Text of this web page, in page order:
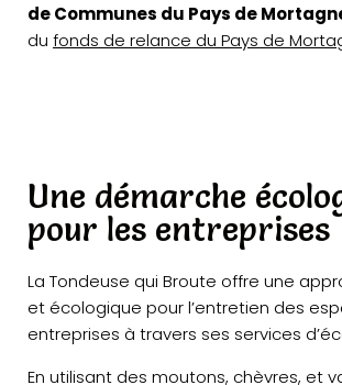
de Communes du Pays de
du fonds de relance du Pays de
Une démarche
pour les entreprises
La Tondeuse qui Broute offre une
et écologique pour l’entretien des
entreprises à travers ses services
En utilisant des moutons, chèvres, et